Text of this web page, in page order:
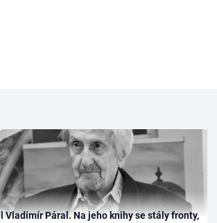
Vladimír Páral. Na jeho knihy se stály fronty,